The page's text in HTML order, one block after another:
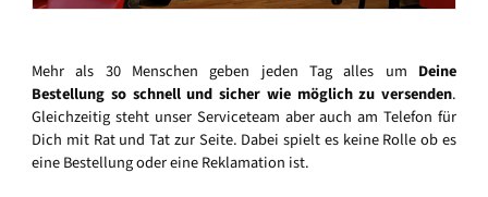
Mehr als 30 Menschen geben jeden Tag alles um Deine
Bestellung so schnell und sicher wie möglich zu versenden.
Gleichzeitig steht unser Serviceteam aber auch am Telefon für
Dich mit Rat und Tat zur Seite. Dabei spielt es keine Rolle ob es
eine Bestellung oder eine Reklamation ist.